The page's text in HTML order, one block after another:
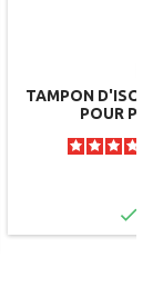
TAMPON
POUR
